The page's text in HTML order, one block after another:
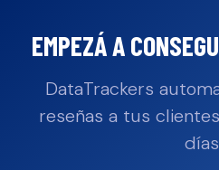
EMPEZÁ A
DataTrackers
reseñas a tus